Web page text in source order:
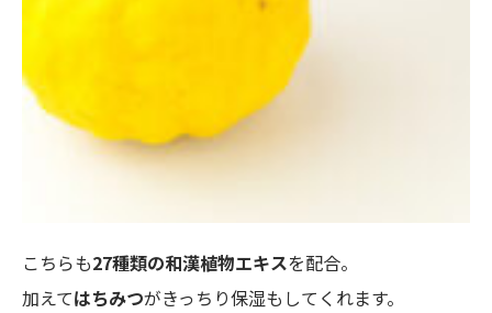
こちらも27種類の和漢植物エキスを配合。
加えてはちみつがきっちり保湿もしてくれます。